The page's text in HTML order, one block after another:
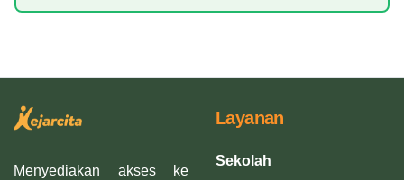
Menyediakan akses ke
Layanan
Sekolah